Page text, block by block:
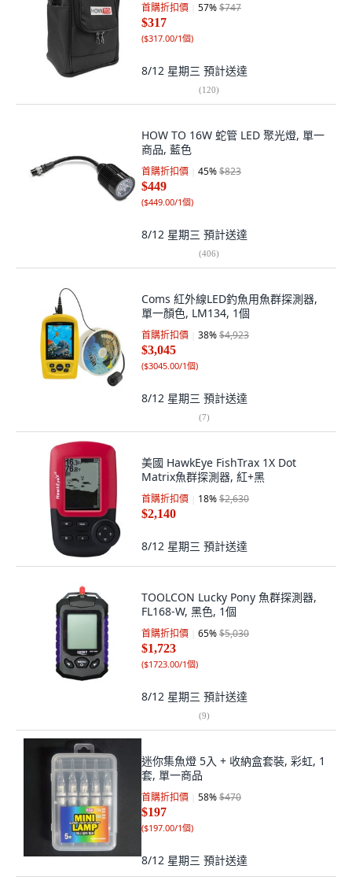
首購折扣價 57%$747
$317
($317.00/1個)
8/12 星期三 預計送達
(120)
HOW TO 16W 蛇管 LED 聚光燈, 單一
商品, 藍色
首購折扣價 45%$823
$449
($449.00/1個)
8/12 星期三 預計送達
(406)
Coms 紅外線LED釣魚用魚群探測器,
單一顏色, LM134, 1個
首購折扣價 38%$4,923
$3,045
($3045.00/1個)
8/12 星期三 預計送達
(7)
美國 HawkEye FishTrax 1X Dot
Matrix魚群探測器, 紅+黑
首購折扣價 18%$2,630
$2,140
8/12 星期三 預計送達
TOOLCON Lucky Pony 魚群探測器,
FL168-W, 黑色, 1個
首購折扣價 65%$5,030
$1,723
($1723.00/1個)
8/12 星期三 預計送達
(9)
迷你集魚燈 5入 + 收納盒套裝, 彩虹, 1
套, 單一商品
首購折扣價 58%$470
$197
($197.00/1個)
8/12 星期三 預計送達